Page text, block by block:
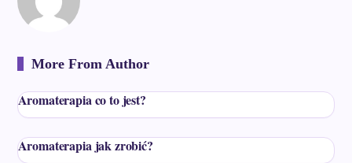
More From Author
Aromaterapia co to jest?
Aromaterapia jak zrobić?